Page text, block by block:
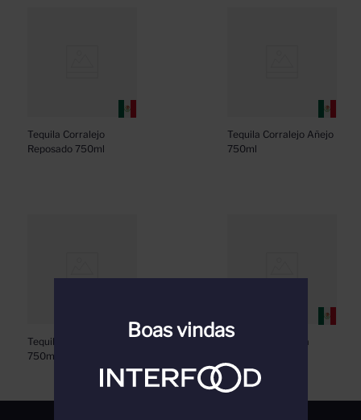
Tequila Corralejo
Reposado 750ml
Tequila Corralejo Añejo
750ml
Tequila Corralejo Silver
750ml
Tequila Teremana
Boas vindas